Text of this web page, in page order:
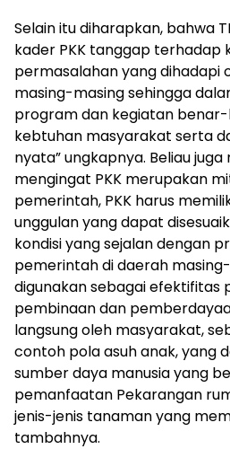
Selain itu diharapkan, bahwa
kader PKK tanggap terhadap
permasalahan yang dihadapi
masing-masing sehingga
program dan kegiatan
kebtuhan masyarakat serta
nyata” ungkapnya. Beliau
mengingat PKK merupakan
pemerintah, PKK harus
unggulan yang dapat
kondisi yang sejalan dengan
pemerintah di daerah
digunakan sebagai efektifitas
pembinaan dan
langsung oleh masyarakat,
contoh pola asuh anak, yang
sumber daya manusia yang
pemanfaatan Pekarangan
jenis-jenis tanaman yang
tambahnya.